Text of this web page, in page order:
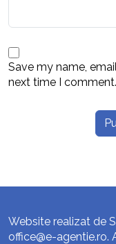
Save my name,
next time I comment.
Website realizat de
office@e-agentie.ro.